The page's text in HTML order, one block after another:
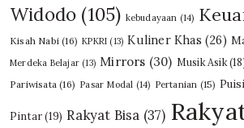
Widodo (105) kebudayaan (14)
Kisah Nabi (16) KPKRI (13) Kuliner Khas (26)
Merdeka Belajar (13) Mirrors (30) Musik Asik
Pariwisata (16) Pasar Modal (14) Pertanian (15) Puisi
Pintar(19) Rakyat Bisa (37)